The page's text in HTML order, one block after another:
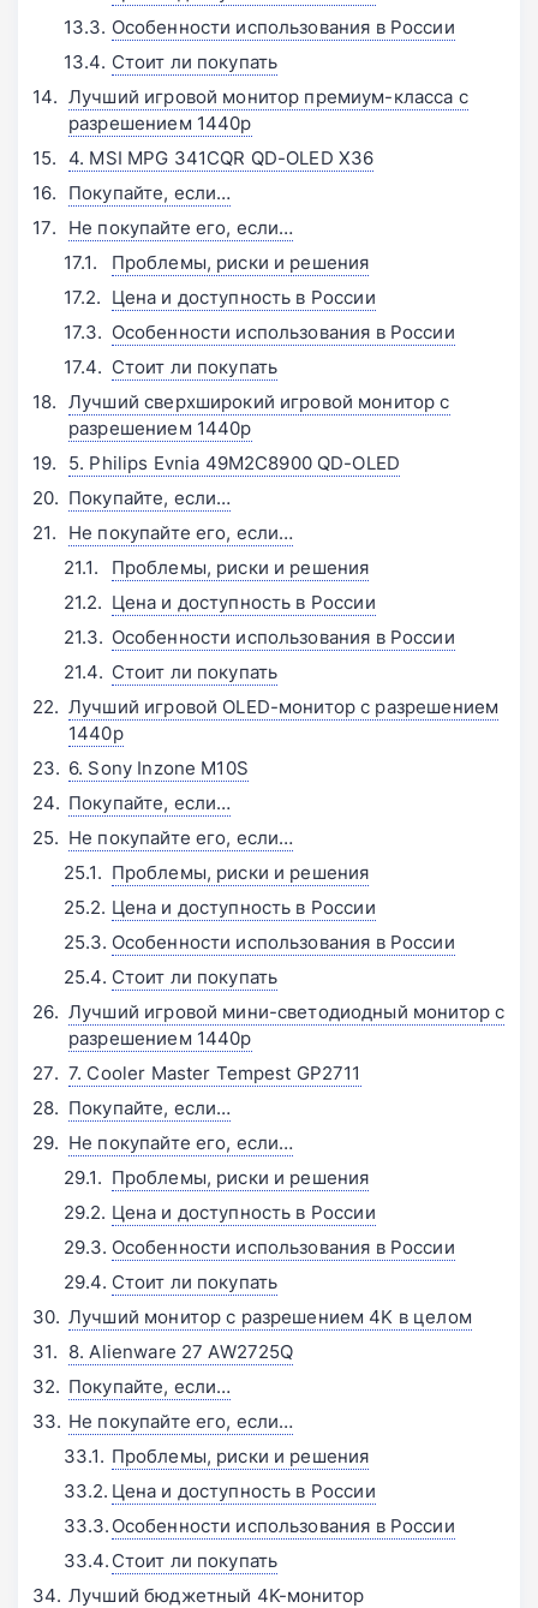
Особенности использования в России
Стоит ли покупать
Лучший игровой монитор премиум-класса с
разрешением 1440p
4. MSI MPG 341CQR QD-OLED X36
Покупайте, если…
Не покупайте его, если…
Проблемы, риски и решения
Цена и доступность в России
Особенности использования в России
Стоит ли покупать
Лучший сверхширокий игровой монитор с
разрешением 1440p
5. Philips Evnia 49M2C8900 QD-OLED
Покупайте, если…
Не покупайте его, если…
Проблемы, риски и решения
Цена и доступность в России
Особенности использования в России
Стоит ли покупать
Лучший игровой OLED-монитор с разрешением
1440p
6. Sony Inzone M10S
Покупайте, если…
Не покупайте его, если…
Проблемы, риски и решения
Цена и доступность в России
Особенности использования в России
Стоит ли покупать
Лучший игровой мини-светодиодный монитор с
разрешением 1440p
7. Cooler Master Tempest GP2711
Покупайте, если…
Не покупайте его, если…
Проблемы, риски и решения
Цена и доступность в России
Особенности использования в России
Стоит ли покупать
Лучший монитор с разрешением 4K в целом
8. Alienware 27 AW2725Q
Покупайте, если…
Не покупайте его, если…
Проблемы, риски и решения
Цена и доступность в России
Особенности использования в России
Стоит ли покупать
Лучший бюджетный 4K-монитор